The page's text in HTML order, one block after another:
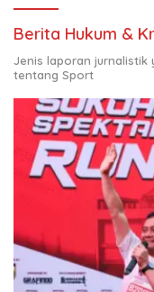
Berita Hukum &
Jenis laporan jurnalistik
tentang Sport